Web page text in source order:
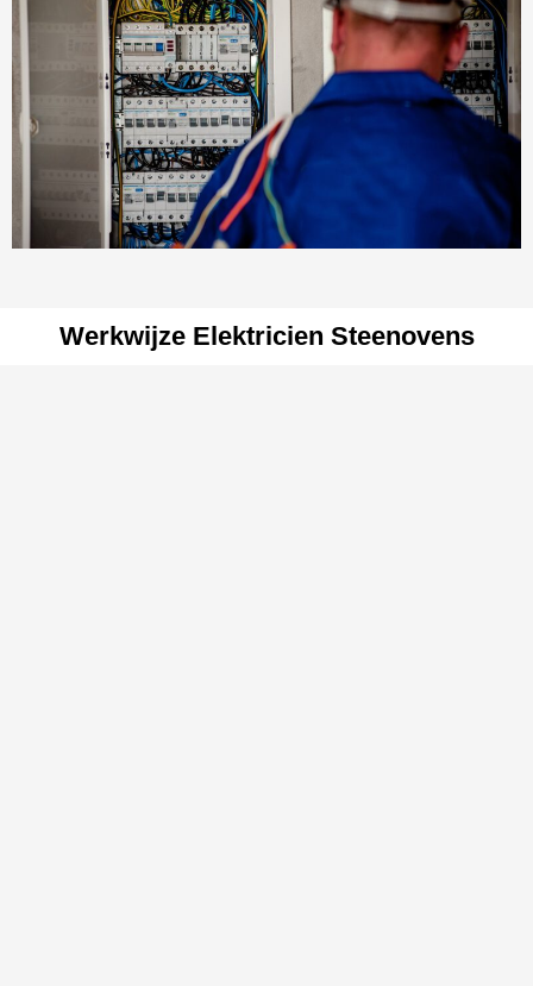
Werkwijze Elektricien Steenovens